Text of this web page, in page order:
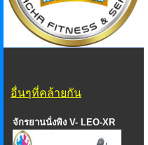
อื่นๆที่คล้ายกัน
จักรยานนั่งพิง V- LEO-XR